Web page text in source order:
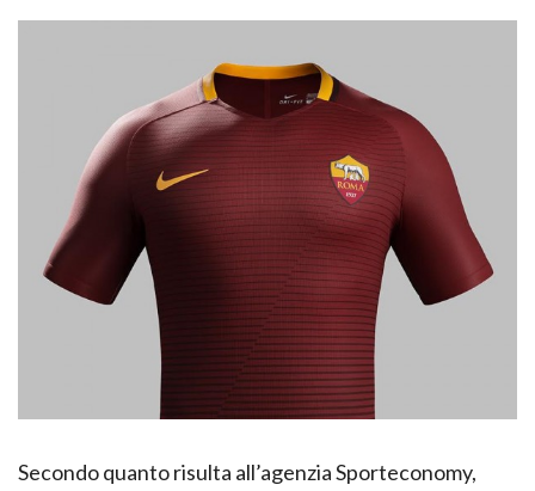
Secondo quanto risulta all’agenzia Sporteconomy,